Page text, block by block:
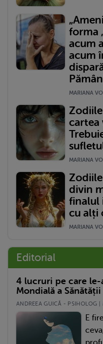
forma
acum
acum
MARIANA
cartea
MARIANA
divin
finalul
cu alți
MARIANA
Editorial
4 lucruri pe care
Mondială a
ANDREEA GUICĂ - PSIHOLOG
E